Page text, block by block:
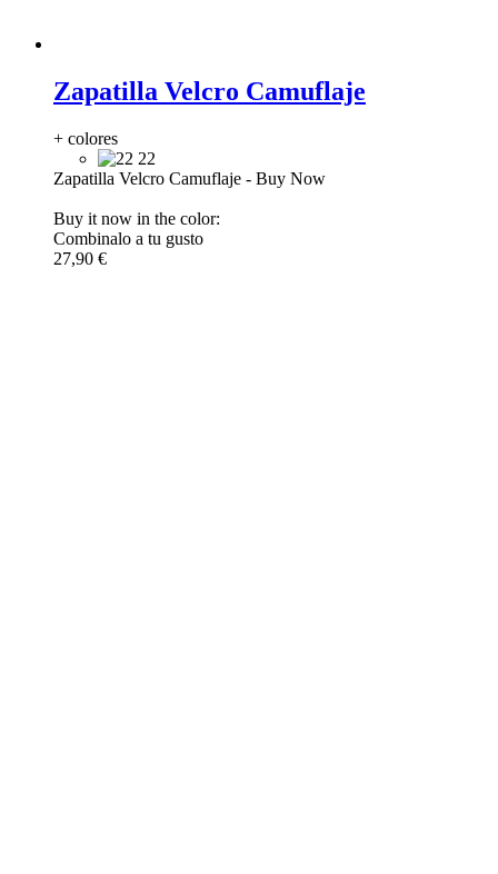
Zapatilla Velcro Camuflaje
+ colores
22
Zapatilla Velcro Camuflaje - Buy Now
Buy it now in the color:
Combinalo a tu gusto
27,90 €